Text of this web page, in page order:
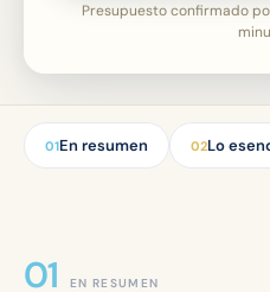
Presupuesto confirmado
01En resumen 02Lo
EN RESUMEN